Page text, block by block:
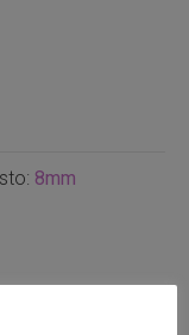
8mm